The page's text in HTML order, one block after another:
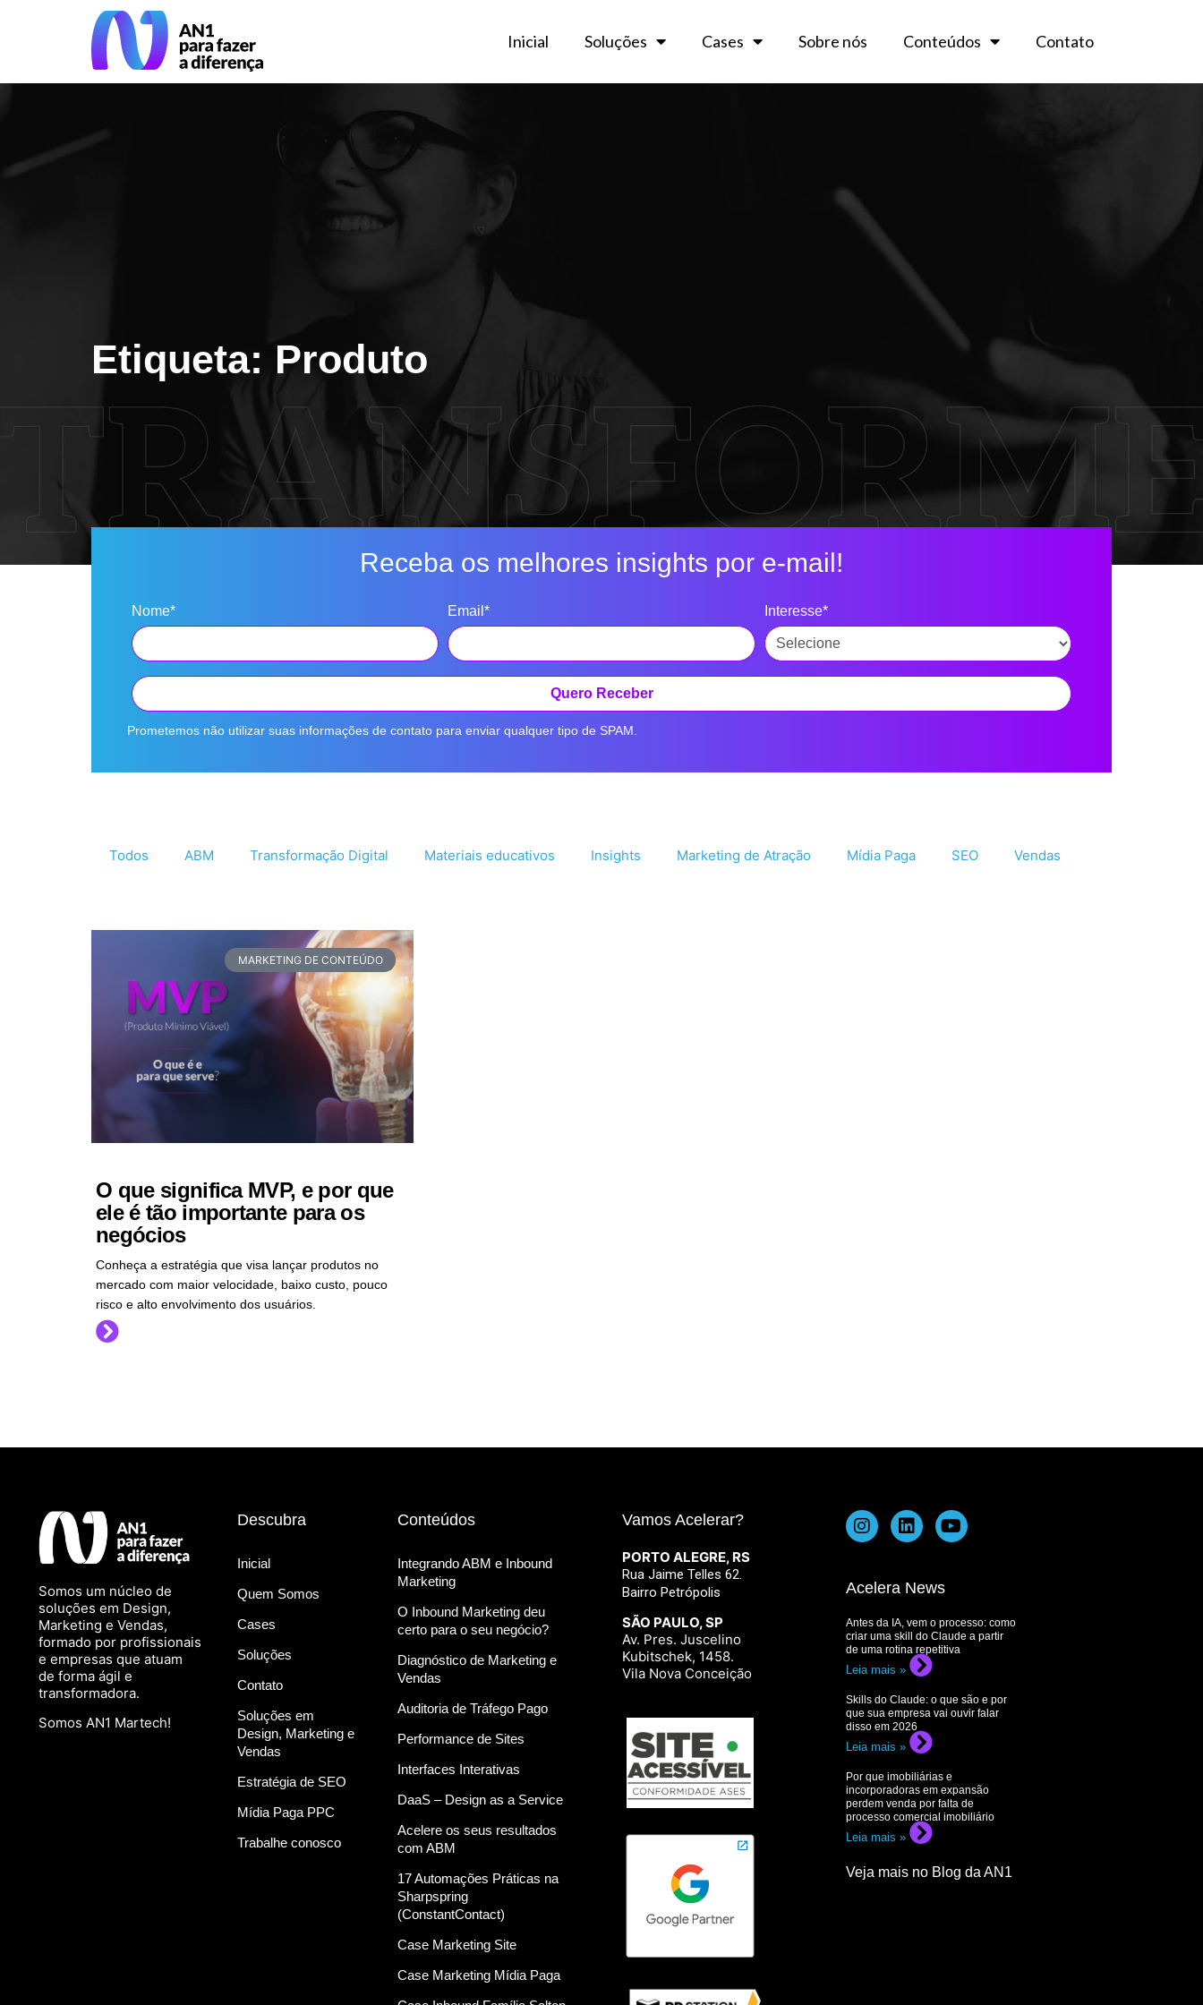
Inicial Soluções Cases Sobre nós Conteúdos Contato
Etiqueta: Produto
Receba os melhores insights por e-mail!
Nome* Email* Interesse*
Quero Receber
Prometemos não utilizar suas informações de contato para enviar qualquer tipo de SPAM.
Todos ABM Transformação Digital Materiais educativos Insights Marketing de Atração Mídia Paga SEO Vendas
MARKETING DE CONTEÚDO
O que significa MVP, e por que
ele é tão importante para os
negócios
Conheça a estratégia que visa lançar produtos no
mercado com maior velocidade, baixo custo, pouco
risco e alto envolvimento dos usuários.
Somos um núcleo de
soluções em Design,
Marketing e Vendas,
formado por profissionais
e empresas que atuam
de forma ágil e
transformadora.
Somos AN1 Martech!
Descubra
Inicial
Quem Somos
Cases
Soluções
Contato
Soluções em
Design, Marketing e
Vendas
Estratégia de SEO
Mídia Paga PPC
Trabalhe conosco
Conteúdos
Integrando ABM e Inbound
Marketing
O Inbound Marketing deu
certo para o seu negócio?
Diagnóstico de Marketing e
Vendas
Auditoria de Tráfego Pago
Performance de Sites
Interfaces Interativas
DaaS – Design as a Service
Acelere os seus resultados
com ABM
17 Automações Práticas na
Sharpspring
(ConstantContact)
Case Marketing Site
Case Marketing Mídia Paga
Vamos Acelerar?
PORTO ALEGRE, RS
Rua Jaime Telles 62.
Bairro Petrópolis
SÃO PAULO, SP
Av. Pres. Juscelino
Kubitschek, 1458.
Vila Nova Conceição
Acelera News
Antes da IA, vem o processo: como
criar uma skill do Claude a partir
de uma rotina repetitiva
Leia mais »
Skills do Claude: o que são e por
que sua empresa vai ouvir falar
disso em 2026
Leia mais »
Por que imobiliárias e
incorporadoras em expansão
perdem venda por falta de
processo comercial imobiliário
Leia mais »
Veja mais no Blog da AN1